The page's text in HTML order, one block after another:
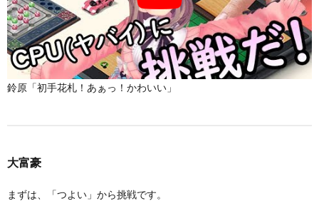
鈴原「初手花札！あぁっ！かわいい」
大富豪
まずは、「つよい」から挑戦です。